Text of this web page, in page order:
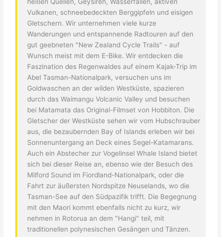
Vulkanen, schneebedeckten Berggipfeln und eisigen
Gletschern. Wir unternehmen viele kurze
Wanderungen und entspannende Radtouren auf den
gut geebneten "New Zealand Cycle Trails" - auf
Wunsch meist mit dem E-Bike. Wir entdecken die
Faszination des Regenwaldes auf einem Kajak-Trip im
Abel Tasman-Nationalpark, versuchen uns im
Goldwaschen an der wilden Westküste, spazieren
durch das Waimangu Volcanic Valley und besuchen
bei Matamata das Original-Filmset von Hobbiton. Die
Gletscher der Westküste sehen wir vom Hubschrauber
aus, die bezaubernden Bay of Islands erleben wir bei
Sonnenuntergang an Deck eines Segel-Katamarans.
Auch ein Abstecher zur Vogelinsel Whale Island bietet
sich bei dieser Reise an, ebenso wie der Besuch des
Milford Sound im Fiordland-Nationalpark, oder die
Fahrt zur äußersten Nordspitze Neuselands, wo die
Tasman-See auf den Südpazifik trifft. Die Begegnung
mit den Maori kommt ebenfalls nicht zu kurz, wir
nehmen in Rotorua an dem "Hangi" teil, mit
traditionellen polynesischen Gesängen und Tänzen.